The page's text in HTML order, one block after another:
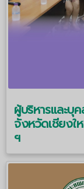
ผู้บริหารและบุ
จังหวัดเชียง
ฯ